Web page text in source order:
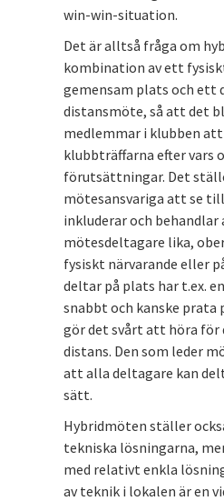
win-win-situation.
Det är alltså fråga om
kombination av ett
gemensam plats och ett
distansmöte, så att det
medlemmar i klubben att
klubbträffarna efter vars
förutsättningar. Det
mötesansvariga att se
inkluderar och behandlar
mötesdeltagare lika,
fysiskt närvarande eller
deltar på plats har t.ex.
snabbt och kanske prata
gör det svårt att höra för
distans. Den som leder
att alla deltagare kan
sätt.
Hybridmöten ställer
tekniska lösningarna,
med relativt enkla
av teknik i lokalen är en